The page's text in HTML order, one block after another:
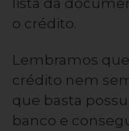
o crédito.
Lembramos
crédito nem
que basta
banco e